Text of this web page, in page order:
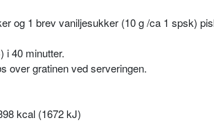
og 1 brev vaniljesukker (10 g /ca 1 spsk)
i 40 minutter.
over gratinen ved serveringen.
kcal (1672 kJ)